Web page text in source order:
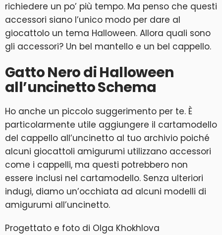
richiedere un po’ più tempo. Ma penso che questi
accessori siano l’unico modo per dare al
giocattolo un tema Halloween. Allora quali sono
gli accessori? Un bel mantello e un bel cappello.
Gatto Nero di Halloween
all’uncinetto Schema
Ho anche un piccolo suggerimento per te. È
particolarmente utile aggiungere il cartamodello
del cappello all’uncinetto al tuo archivio poiché
alcuni giocattoli amigurumi utilizzano accessori
come i cappelli, ma questi potrebbero non
essere inclusi nel cartamodello. Senza ulteriori
indugi, diamo un’occhiata ad alcuni modelli di
amigurumi all’uncinetto.
Progettato e foto di Olga Khokhlova